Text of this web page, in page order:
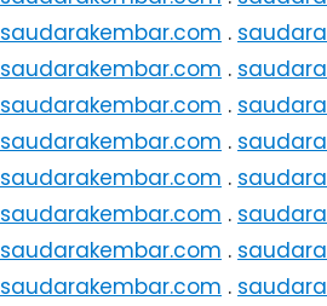
saudarakembar.com .
saudarakembar.com .
saudarakembar.com .
saudarakembar.com .
saudarakembar.com .
saudarakembar.com .
saudarakembar.com .
saudarakembar.com .